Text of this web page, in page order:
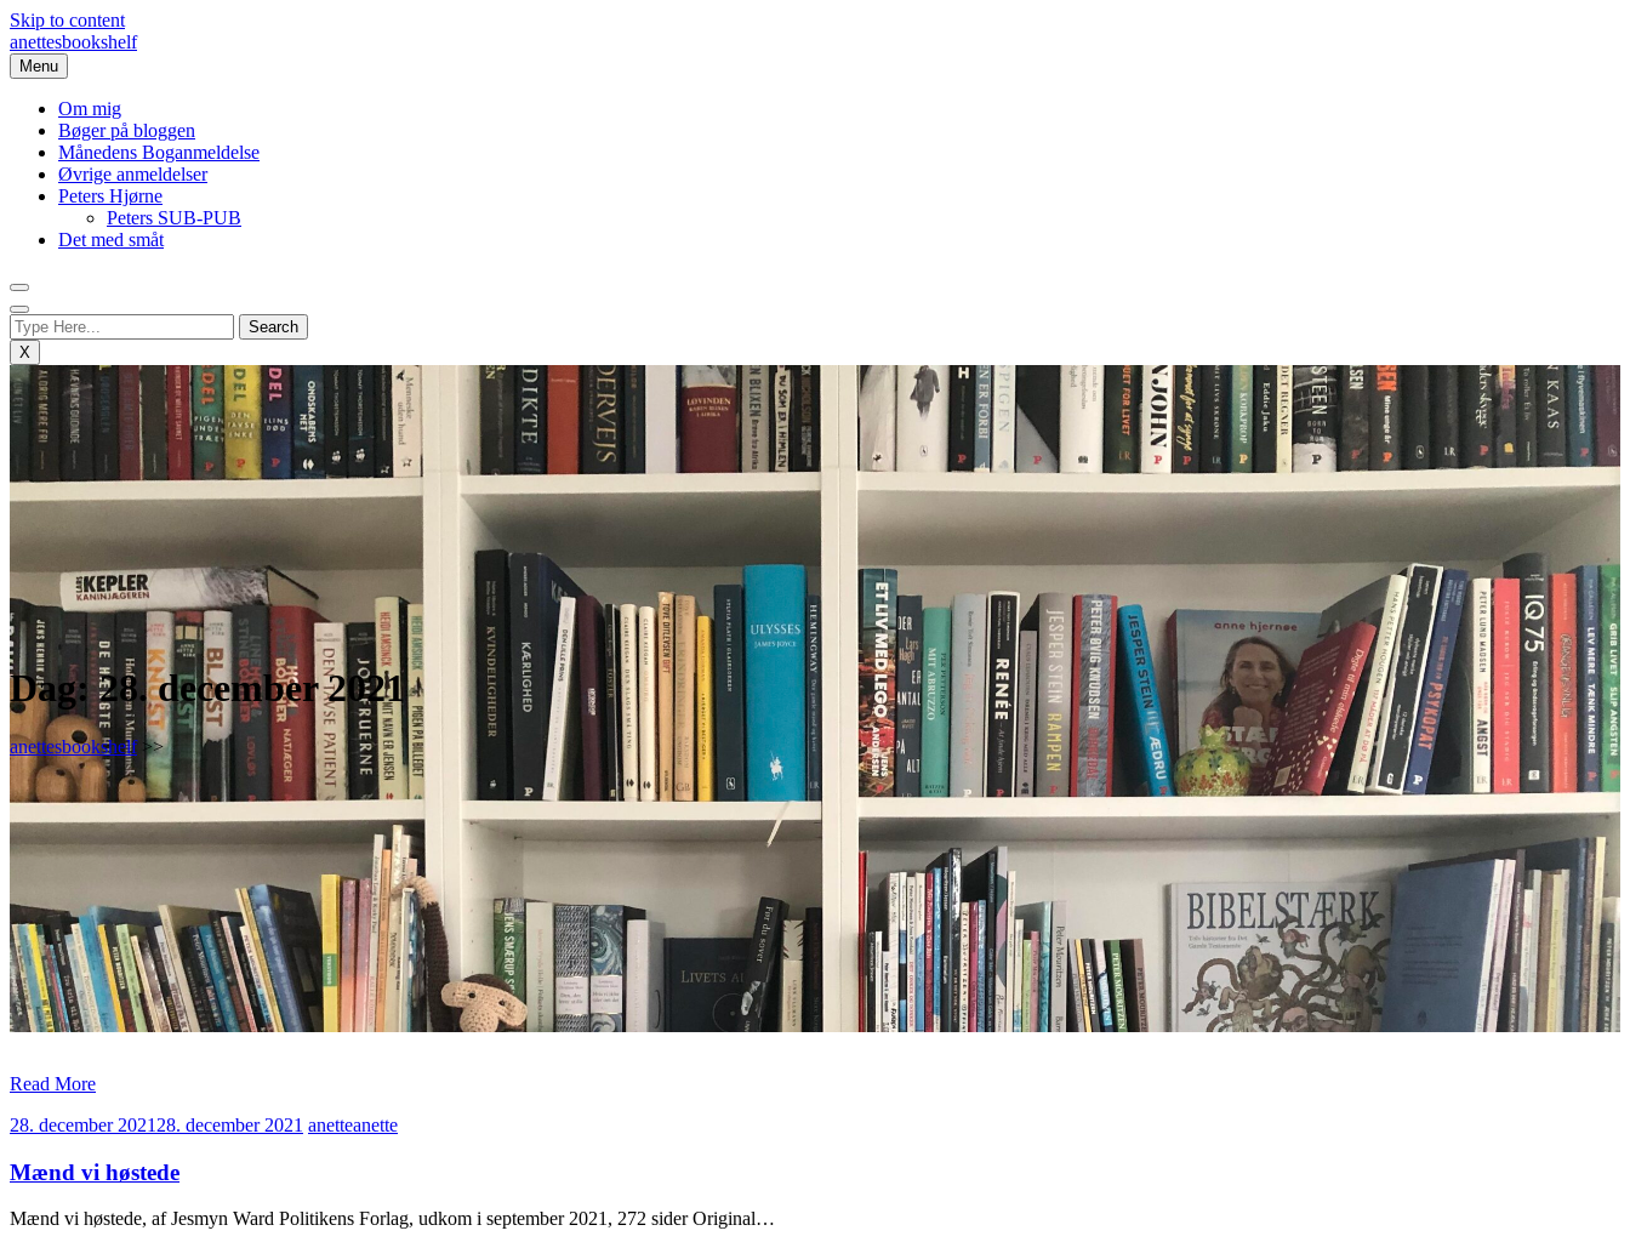
Skip to content
anettesbookshelf
Menu
Om mig
Bøger på bloggen
Månedens Boganmeldelse
Øvrige anmeldelser
Peters Hjørne
Peters SUB-PUB
Det med småt
X
Dag:28. december 2021
anettesbookshelf>>
Read More
28. december 2021 28. december 2021 anetteanette
Mænd vi høstede
Mænd vi høstede, af Jesmyn Ward Politikens Forlag, udkom i september 2021, 272 sider Original…